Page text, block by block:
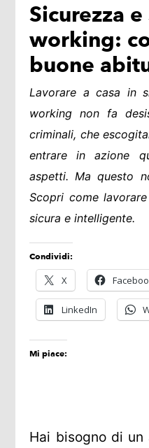
Sicurezza
working:
buone
Lavorare a casa in
working non fa
criminali, che
entrare in azione
aspetti. Ma questo
Scopri come
sicura e intelligente.
Condividi:
X
LinkedIn
Mi piace:
Hai bisogno di un